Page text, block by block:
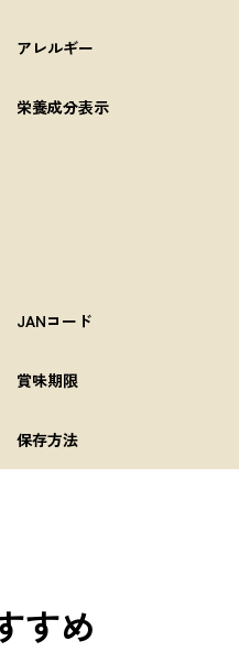
アレルギー
栄養成分表示
JANコード
賞味期限
保存方法
すめ